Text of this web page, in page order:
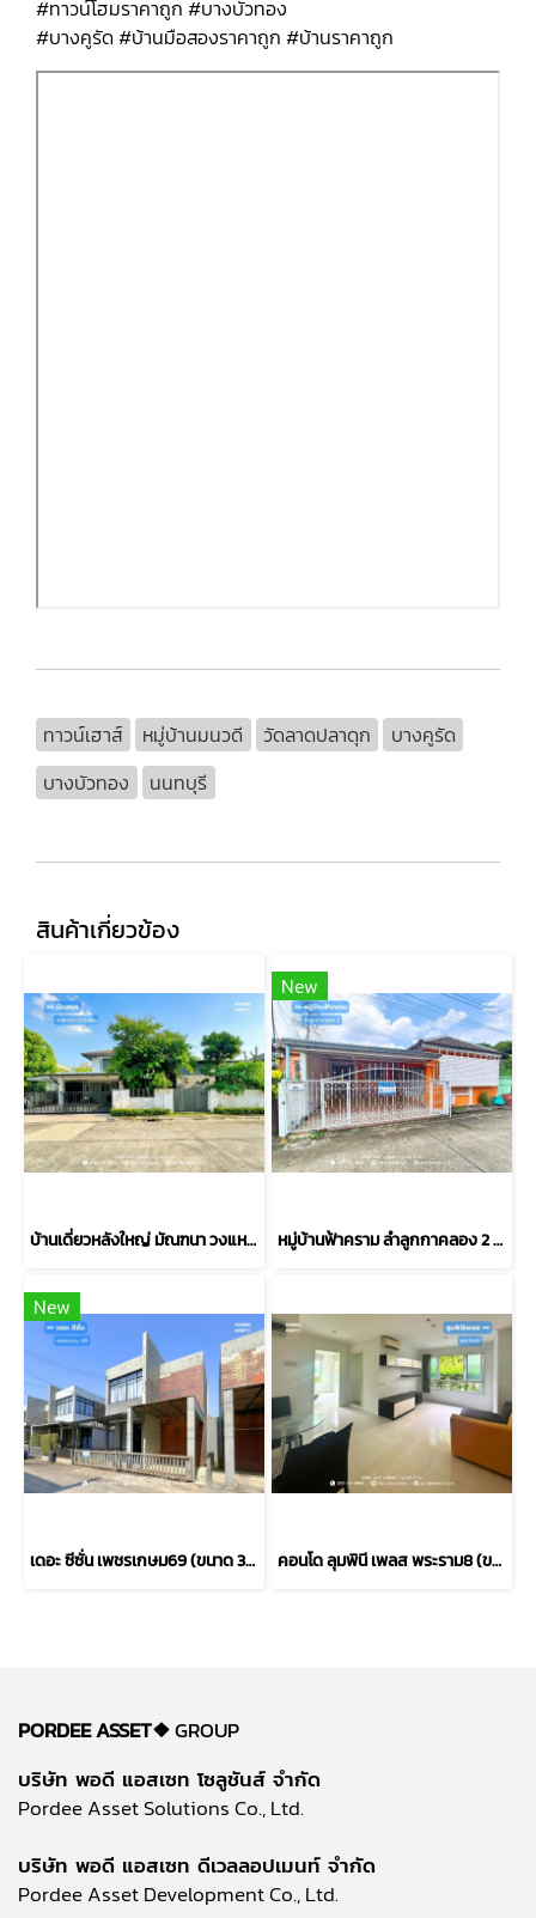
#ทาวน์โฮมราคาถูก #บางบัวทอง
#บางคูรัด #บ้านมือสองราคาถูก #บ้านราคาถูก
ทาวน์เฮาส์ หมู่บ้านมนวดี วัดลาดปลาดุก
บางคูรัด
บางบัวทอง
นนทบุรี
สินค้าเกี่ยวข้อง
บ้านเดี่ยวหลังใหญ่ มัณฑนา วงแหวน–บางบอน พร้อมส่วนต่อเติมห้องทำงานหรือสตูดิโอ (ขนาด 101 ตร.ว.) บางบอน กทม. : Mantana Wongwaen-Bangbon โครงการคุณภาพจาก Land & Houses
New
หมู่บ้านฟ้าคราม ลำลูกกาคลอง 2 (ขนาด 40 ตร.ว.) คูคต ปทุมธานี เข้า-ออกได้2เส้นทาง ถ.ลำลูกกา ถ.รังสิต-นครนายก ใกล้รถไฟฟ้าสีเขียว(BTS)สถานีคูคต
New
เดอะ ซีซั่น เพชรเกษม69 (ขนาด 38 ตร.ว.) ถนนเลียบคลองภาษีเจริญฝั่งใต้ เขตหนองแขม เข้าออกได้หลายทางทั้ง ซอยเพชรเกษม ถนนบางบอน และ ถนนพุทธสาคร กทม. : The Season Phetkasem 69 คอนโด ลุมพินี เพลส พระราม8 (ขนาด 45 ตร.ม.) ชั้น1 บางพลัด กทม. : Lumpini Place Rama 8
PORDEE ASSET❖GROUP
บริษัท พอดี แอสเซท โซลูชันส์ จำกัด
Pordee Asset Solutions Co., Ltd.
บริษัท พอดี แอสเซท ดีเวลลอปเมนท์ จำกัด
Pordee Asset Development Co., Ltd.